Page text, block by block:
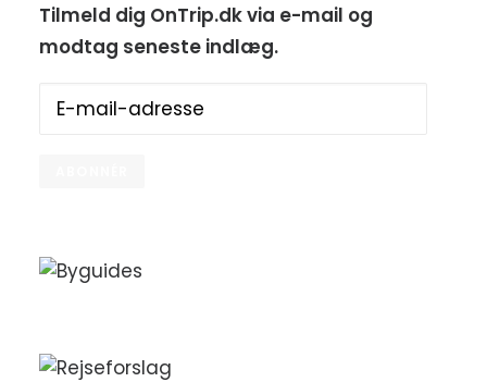
Tilmeld dig OnTrip.dk via e-mail og
modtag seneste indlæg.